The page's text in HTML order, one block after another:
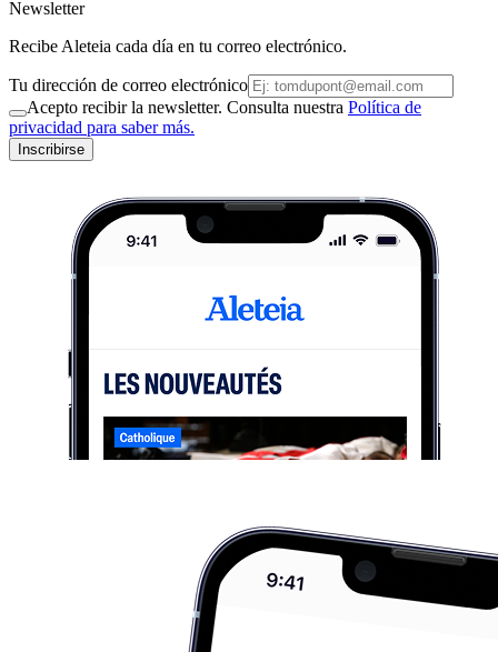
Newsletter
Recibe Aleteia cada día en tu correo electrónico.
Tu dirección de correo electrónico
Acepto recibir la newsletter. Consulta nuestra Política de
privacidad para saber más.
Inscribirse